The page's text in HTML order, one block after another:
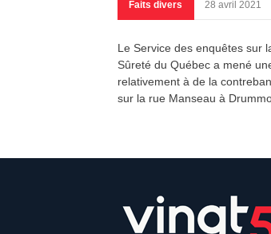
Faits divers 28 avril 2021
Le Service des enquêtes sur
Sûreté du Québec a mené
relativement à de la
sur la rue Manseau à